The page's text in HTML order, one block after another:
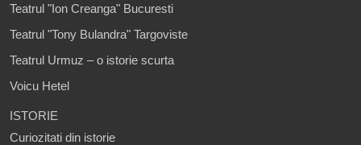
Teatrul "Ion Creanga" Bucuresti
Teatrul "Tony Bulandra" Targoviste
Teatrul Urmuz – o istorie scurta
Voicu Hetel
ISTORIE
Curiozitati din istorie